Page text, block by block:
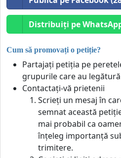
Distribuiți pe
Cum să promovați o petiție?
Partajați petiția pe
grupurile care au
Contactați-vă prietenii
Scrieți un mesaj în
semnat această
mai probabil ca
înțeleg importanță
trimitere.